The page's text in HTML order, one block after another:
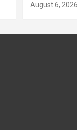
August 6, 2026